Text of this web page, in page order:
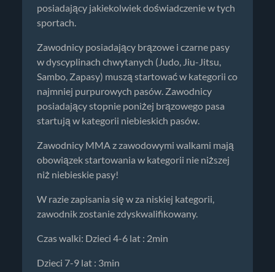
posiadający jakiekolwiek doświadczenie w tych
sportach.
Zawodnicy posiadający brązowe i czarne pasy
w dyscyplinach chwytanych (Judo, Jiu-Jitsu,
Sambo, Zapasy) muszą startować w kategorii co
najmniej purpurowych pasów. Zawodnicy
posiadający stopnie poniżej brązowego pasa
startują w kategorii niebieskich pasów.
Zawodnicy MMA z zawodowymi walkami mają
obowiązek startowania w kategorii nie niższej
niż niebieskie pasy!
W razie zapisania się w za niskiej kategorii,
zawodnik zostanie zdyskwalifikowany.
Czas walki: Dzieci 4-6 lat : 2min
Dzieci 7-9 lat : 3min